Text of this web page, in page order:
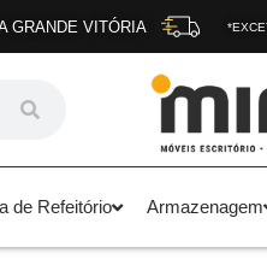
GRANDE VITÓRIA
de Refeitório Armazenagem